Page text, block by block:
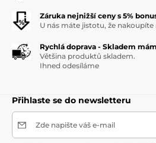
Záruka nejnižší ceny s 5%
U nás máte jistotu, že
Rychlá doprava - Skladem
Většina produktů skladem.
Ihned odesíláme
Přihlaste se do newsletteru
Zde napište váš e-mail